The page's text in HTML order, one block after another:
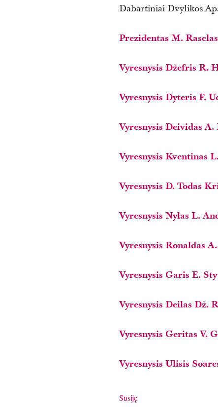
Dabartiniai Dvylikos
Prezidentas M.
Vyresnysis Džefris R.
Vyresnysis Dyteris F.
Vyresnysis Deividas A.
Vyresnysis Kventinas
Vyresnysis D. Todas
Vyresnysis Nylas L.
Vyresnysis Ronaldas
Vyresnysis Garis E.
Vyresnysis Deilas Dž.
Vyresnysis Geritas V.
Vyresnysis Ulisis
Susiję